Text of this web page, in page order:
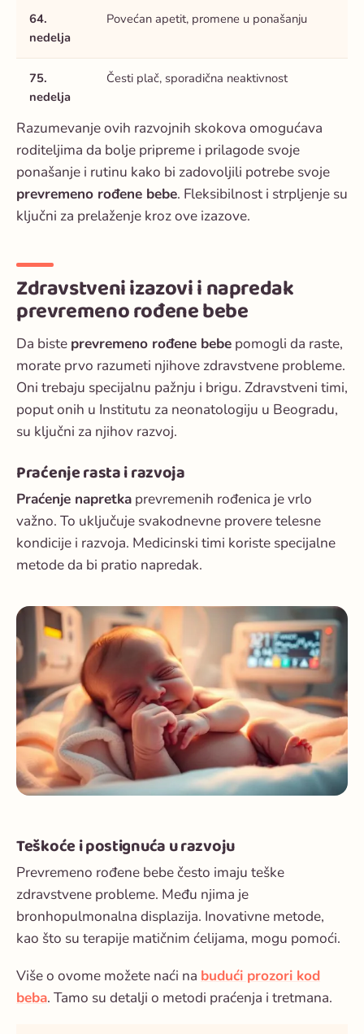
64.
nedelja
Povećan apetit, promene u ponašanju
75.
nedelja
Česti plač, sporadična neaktivnost
Razumevanje ovih razvojnih skokova omogućava
roditeljima da bolje pripreme i prilagode svoje
ponašanje i rutinu kako bi zadovoljili potrebe svoje
prevremeno rođene bebe. Fleksibilnost i strpljenje su
ključni za prelaženje kroz ove izazove.
Zdravstveni izazovi i napredak
prevremeno rođene bebe
Da biste prevremeno rođene bebe pomogli da raste,
morate prvo razumeti njihove zdravstvene probleme.
Oni trebaju specijalnu pažnju i brigu. Zdravstveni timi,
poput onih u Institutu za neonatologiju u Beogradu,
su ključni za njihov razvoj.
Praćenje rasta i razvoja
Praćenje napretka prevremenih rođenica je vrlo
važno. To uključuje svakodnevne provere telesne
kondicije i razvoja. Medicinski timi koriste specijalne
metode da bi pratio napredak.
Teškoće i postignuća u razvoju
Prevremeno rođene bebe često imaju teške
zdravstvene probleme. Među njima je
bronhopulmonalna displazija. Inovativne metode,
kao što su terapije matičnim ćelijama, mogu pomoći.
Više o ovome možete naći na budući prozori kod
beba. Tamo su detalji o metodi praćenja i tretmana.